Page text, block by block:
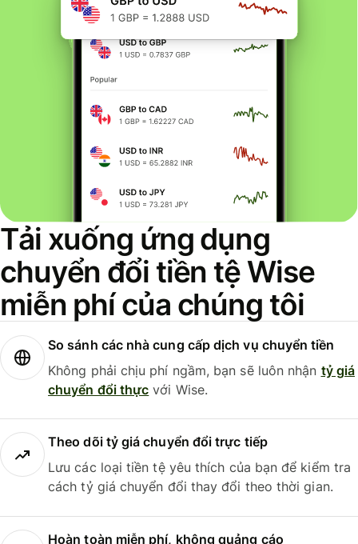
Tải xuống ứng dụng
chuyển đổi tiền tệ Wise
miễn phí của chúng tôi
So sánh các nhà cung cấp dịch vụ chuyển tiền
Không phải chịu phí ngầm, bạn sẽ luôn nhận tỷ giá
chuyển đổi thực với Wise.
Theo dõi tỷ giá chuyển đổi trực tiếp
Lưu các loại tiền tệ yêu thích của bạn để kiểm tra
cách tỷ giá chuyển đổi thay đổi theo thời gian.
Hoàn toàn miễn phí, không quảng cáo